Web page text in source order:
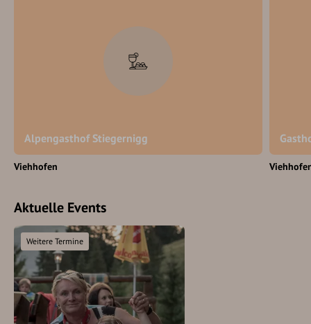
Alpengasthof Stiegernigg
Viehhofen
Aktuelle Events
Weitere Termine